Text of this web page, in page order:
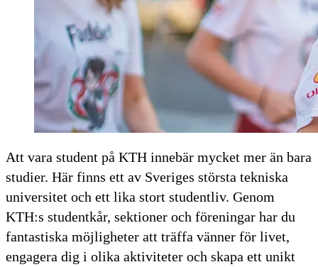
Att vara student på KTH innebär mycket mer än bara
studier. Här finns ett av Sveriges största tekniska
universitet och ett lika stort studentliv. Genom
KTH:s studentkår, sektioner och föreningar har du
fantastiska möjligheter att träffa vänner för livet,
engagera dig i olika aktiviteter och skapa ett unikt